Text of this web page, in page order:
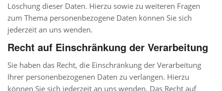
Löschung dieser Daten. Hierzu sowie zu weiteren Fragen
zum Thema personenbezogene Daten können Sie sich
jederzeit an uns wenden.
Recht auf Einschränkung der Verarbeitung
Sie haben das Recht, die Einschränkung der Verarbeitung
Ihrer personenbezogenen Daten zu verlangen. Hierzu
können Sie sich jederzeit an uns wenden. Das Recht auf